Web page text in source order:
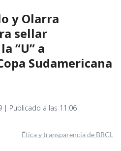
y Olarra
sellar
“U” a
Sudamericana
| Publicado a las 11:06
Ética y transparencia de BBCL